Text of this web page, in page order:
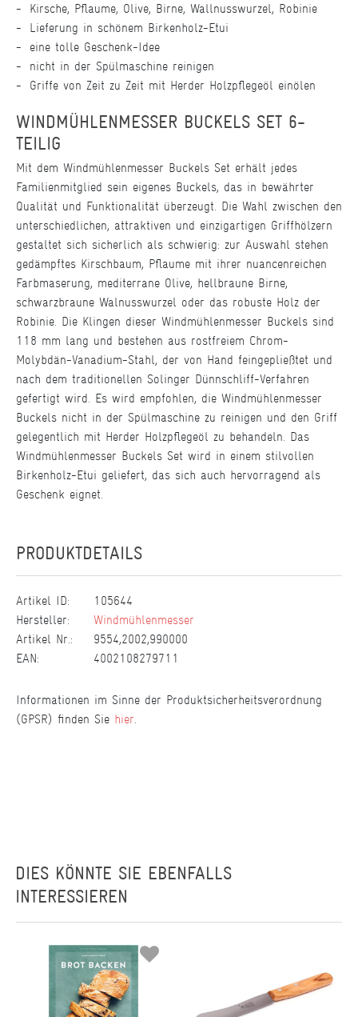
Kirsche, Pflaume, Olive, Birne, Wallnusswurzel, Robinie
Lieferung in schönem Birkenholz-Etui
eine tolle Geschenk-Idee
nicht in der Spülmaschine reinigen
Griffe von Zeit zu Zeit mit Herder Holzpflegeöl einölen
WINDMÜHLENMESSER BUCKELS SET 6-
TEILIG
Mit dem Windmühlenmesser Buckels Set erhält jedes
Familienmitglied sein eigenes Buckels, das in bewährter
Qualität und Funktionalität überzeugt. Die Wahl zwischen den
unterschiedlichen, attraktiven und einzigartigen Griffhölzern
gestaltet sich sicherlich als schwierig: zur Auswahl stehen
gedämpftes Kirschbaum, Pflaume mit ihrer nuancenreichen
Farbmaserung, mediterrane Olive, hellbraune Birne,
schwarzbraune Walnusswurzel oder das robuste Holz der
Robinie. Die Klingen dieser Windmühlenmesser Buckels sind
118 mm lang und bestehen aus rostfreiem Chrom-
Molybdän-Vanadium-Stahl, der von Hand feingepließtet und
nach dem traditionellen Solinger Dünnschliff-Verfahren
gefertigt wird. Es wird empfohlen, die Windmühlenmesser
Buckels nicht in der Spülmaschine zu reinigen und den Griff
gelegentlich mit Herder Holzpflegeöl zu behandeln. Das
Windmühlenmesser Buckels Set wird in einem stilvollen
Birkenholz-Etui geliefert, das sich auch hervorragend als
Geschenk eignet.
PRODUKTDETAILS
Artikel ID:
105644
Hersteller:
Windmühlenmesser
Artikel Nr.:
9554,2002,990000
EAN:
4002108279711
Informationen im Sinne der Produktsicherheitsverordnung
(GPSR) finden Sie hier.
DIES KÖNNTE SIE EBENFALLS
INTERESSIEREN